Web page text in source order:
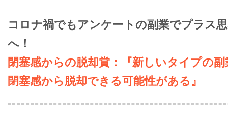
コロナ禍でもアンケートの副業でプラス
へ！
閉塞感からの脱却賞：『新しいタイプの副
閉塞感から脱却できる可能性がある』